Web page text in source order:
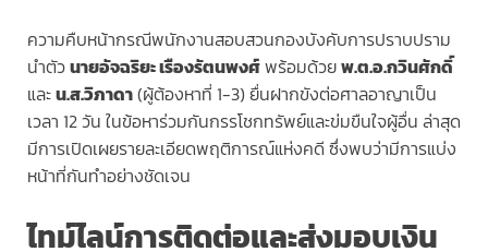
ความคืบหน้ากรณีพนักงานสอบสวนกองบังคับการปราบปราม
นำตัวนายอัจฉริยะ เรืองรัตนพงศ์พร้อมด้วยพ.ต.อ.กวินศักดิ์
และน.ส.วิภาดา(ผู้ต้องหาที่ 1-3) ยื่นฝากขังต่อศาลอาญาเป็น
เวลา 12 วัน ในข้อหาร่วมกันกรรโชกทรัพย์และข่มขืนใจผู้อื่น ล่าสุด
มีการเปิดเผยรายละเอียดพฤติการณ์แห่งคดี ซึ่งพบว่ามีการแบ่ง
หน้าที่กันทำอย่างชัดเจน
ไทม์ไลน์การติดต่อและส่งมอบเงิน